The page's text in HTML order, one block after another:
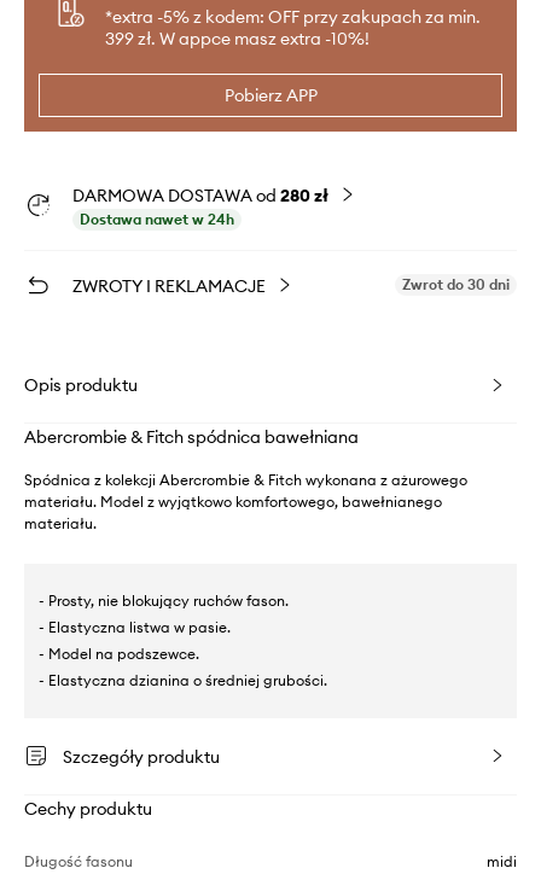
*extra -5% z kodem: OFF przy zakupach za min.
399 zł. W appce masz extra -10%!
Pobierz APP
DARMOWA DOSTAWA od 280 zł
Dostawa nawet w 24h
ZWROTY I REKLAMACJE Zwrot do 30 dni
Opis produktu
Abercrombie & Fitch spódnica bawełniana
Spódnica z kolekcji Abercrombie & Fitch wykonana z ażurowego
materiału. Model z wyjątkowo komfortowego, bawełnianego
materiału.
- Prosty, nie blokujący ruchów fason.
- Elastyczna listwa w pasie.
- Model na podszewce.
- Elastyczna dzianina o średniej grubości.
Szczegóły produktu
Cechy produktu
Długość fasonu midi